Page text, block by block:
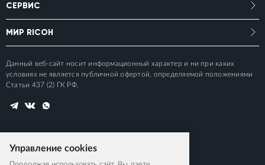
СЕРВИС
МИР RICOH
Данный веб-сайт носит информационный характер и ни при каких
условиях не является публичной офертой, определяемой положениями
Статьи 437 (2) ГК РФ.
Управление cookies